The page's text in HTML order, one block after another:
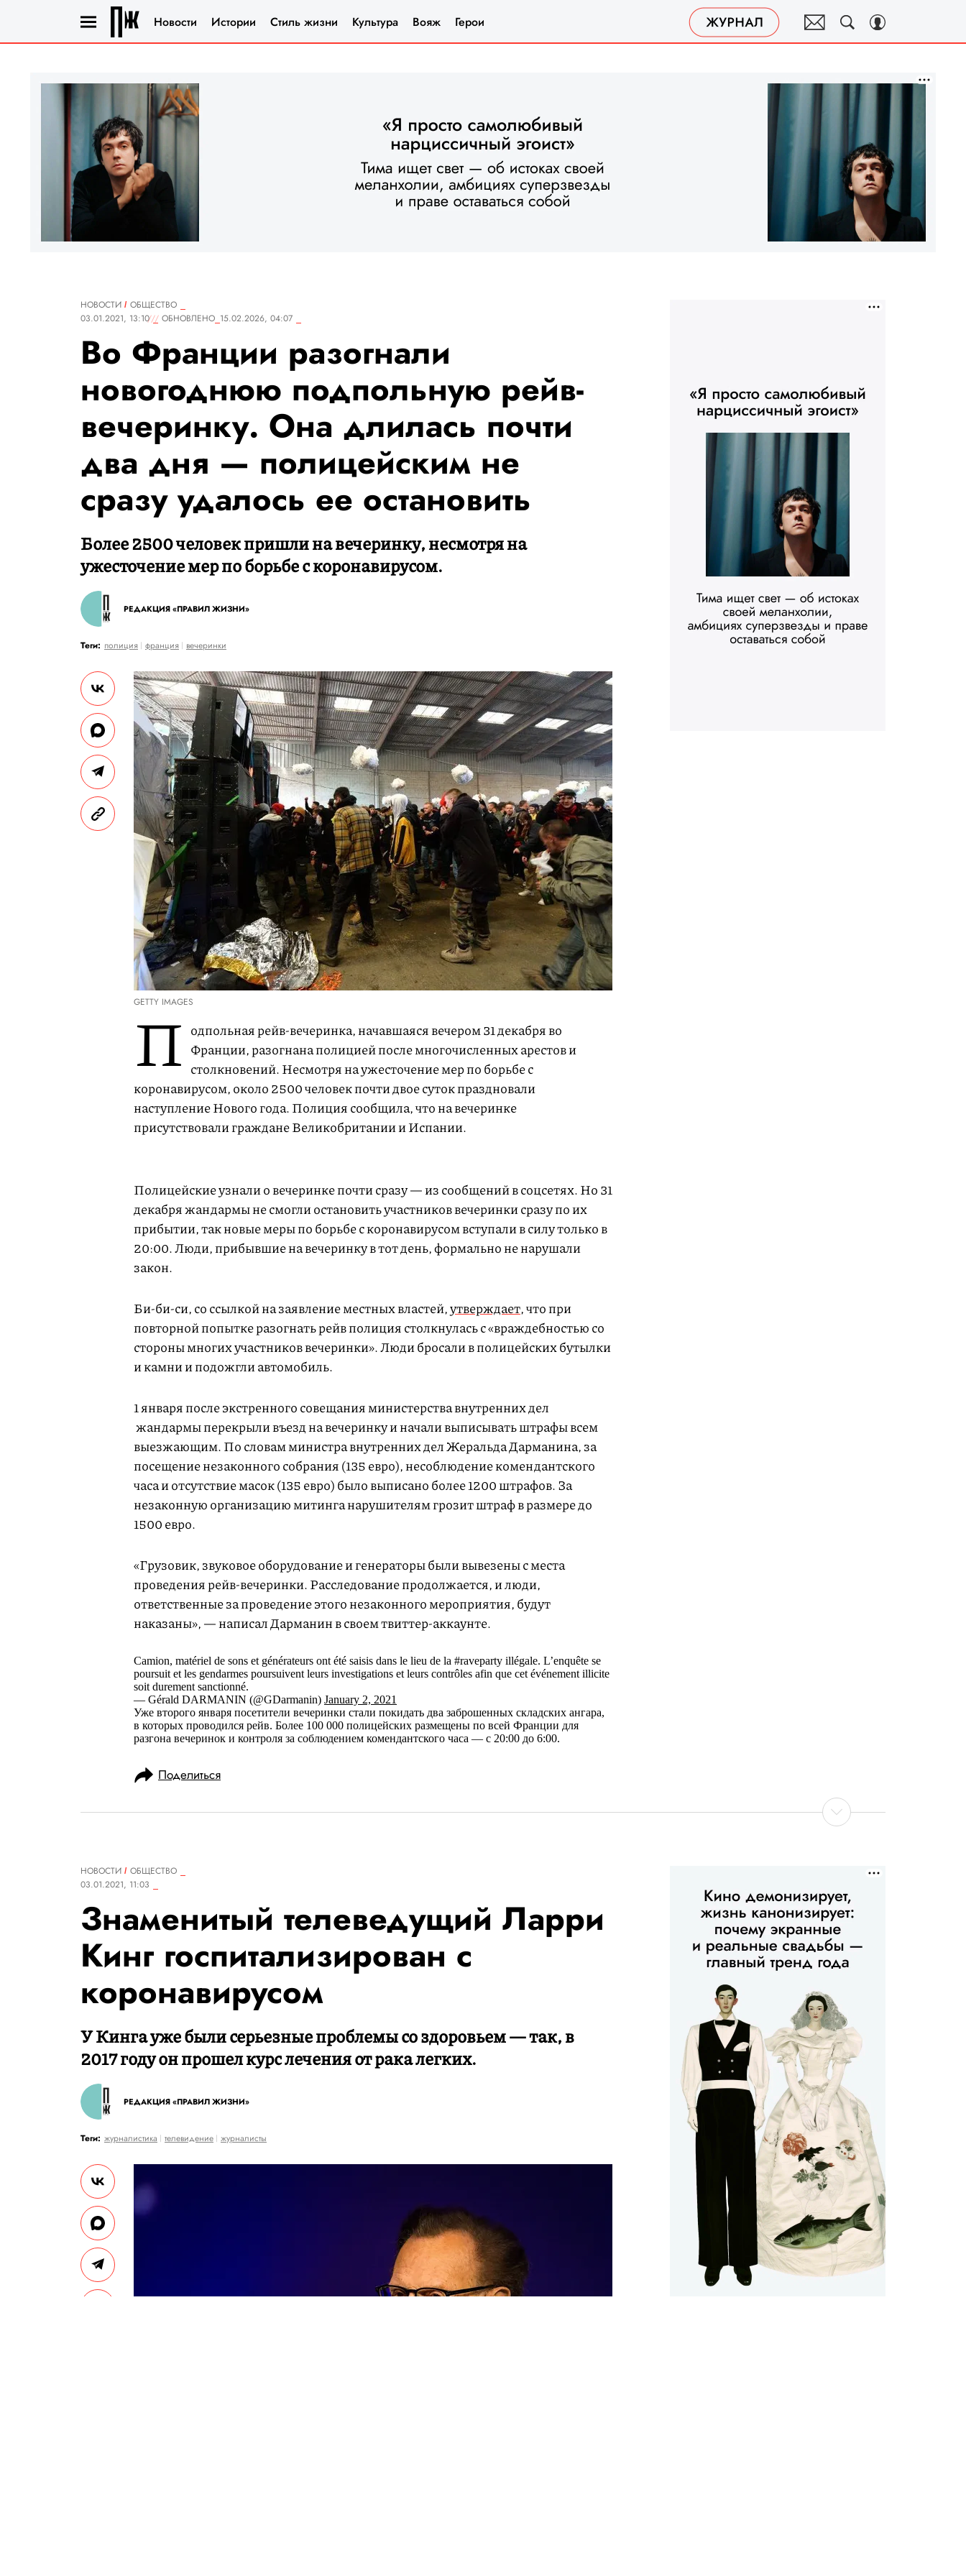
Новости Истории Стиль жизни Культура Вояж Герои
НОВОСТИ
ОБЩЕСТВО
03.01.2021, 13:10
ОБНОВЛЕНО 15.02.2026, 04:07
Во Франции разогнали
новогоднюю подпольную рейв-
вечеринку. Она длилась почти
два дня — полицейским не
сразу удалось ее остановить
Более 2500 человек пришли на вечеринку, несмотря на
ужесточение мер по борьбе с коронавирусом.
РЕДАКЦИЯ «ПРАВИЛ ЖИЗНИ»
Теги: полиция франция вечеринки
GETTY IMAGES
П одпольная рейв-вечеринка, начавшаяся вечером 31 декабря во
Франции, разогнана полицией после многочисленных арестов и
столкновений. Несмотря на ужесточение мер по борьбе с
коронавирусом, около 2500 человек почти двое суток праздновали
наступление Нового года. Полиция сообщила, что на вечеринке
присутствовали граждане Великобритании и Испании.
Полицейские узнали о вечеринке почти сразу — из сообщений в соцсетях. Но 31
декабря жандармы не смогли остановить участников вечеринки сразу по их
прибытии, так новые меры по борьбе с коронавирусом вступали в силу только в
20:00. Люди, прибывшие на вечеринку в тот день, формально не нарушали
закон.
Би-би-си, со ссылкой на заявление местных властей,утверждает, что при
повторной попытке разогнать рейв полиция столкнулась с «враждебностью со
стороны многих участников вечеринки». Люди бросали в полицейских бутылки
и камни и подожгли автомобиль.
1 января после экстренного совещания министерства внутренних дел
жандармы перекрыли въезд на вечеринку и начали выписывать штрафы всем
выезжающим. По словам министра внутренних дел Жеральда Дарманина, за
посещение незаконного собрания (135 евро), несоблюдение комендантского
часа и отсутствие масок (135 евро) было выписано более 1200 штрафов. За
незаконную организацию митинга нарушителям грозит штраф в размере до
1500 евро.
«Грузовик, звуковое оборудование и генераторы были вывезены с места
проведения рейв-вечеринки. Расследование продолжается, и люди,
ответственные за проведение этого незаконного мероприятия, будут
наказаны», — написал Дарманин в своем твиттер-аккаунте.
Camion, matériel de sons et générateurs ont été saisis dans le lieu de la #raveparty illégale. L’enquête se
poursuit et les gendarmes poursuivent leurs investigations et leurs contrôles afin que cet événement illicite
soit durement sanctionné.
— Gérald DARMANIN (@GDarmanin) January 2, 2021
Уже второго января посетители вечеринки стали покидать два заброшенных складских ангара,
в которых проводился рейв. Более 100 000 полицейских размещены по всей Франции для
разгона вечеринок и контроля за соблюдением комендантского часа — с 20:00 до 6:00.
Поделиться
НОВОСТИ
ОБЩЕСТВО
03.01.2021, 11:03
Знаменитый телеведущий Ларри
Кинг госпитализирован с
коронавирусом
У Кинга уже были серьезные проблемы со здоровьем — так, в
2017 году он прошел курс лечения от рака легких.
РЕДАКЦИЯ «ПРАВИЛ ЖИЗНИ»
Теги: журналистика телевидение журналисты